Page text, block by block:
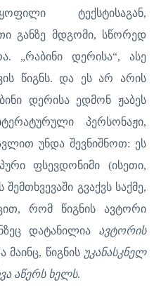
ტექსტისაგან,
განზე მდგომი, სწორედ
„რაბინი დერისა“, ასე
წიგნს. და ეს არ არის
დერისა ედმონ ჟაბეს
პერსონაჟი,
უნდა შევნიშნოთ: ეს
ფსევდონიმი (ისეთი,
გვაქვს საქმე,
რომ წიგნის ავტორი
დატანილია ავტორის
წიგნის უკანასკნელ
აწერს ხელს.